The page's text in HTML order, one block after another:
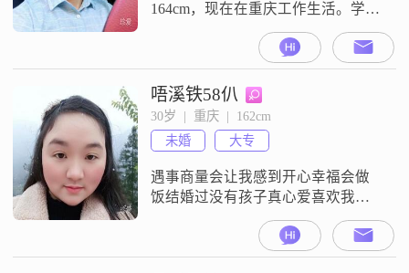
164cm，现在在重庆工作生活。学历
是高中及以下，每月收入在5001元
到8000元之间。我是一个稳重可靠
的人，平时责任感比较强，做事情
会考虑到责任和后果。我比较看重
家庭，觉得家庭是生活里很重要的
一部分，平时和家人相处也挺随
和，容易相处。性格上比较乐观积
极，遇到事情会往好的方面想。平
时我喜欢
唔溪铁58仈
30岁  |  重庆  |  162cm
未婚
大专
遇事商量会让我感到开心幸福会做
饭结婚过没有孩子真心爱喜欢我这